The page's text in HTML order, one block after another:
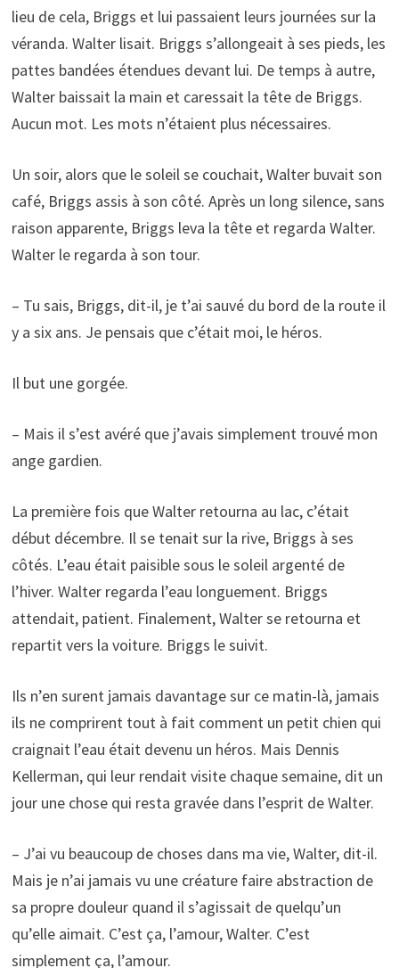
lieu de cela, Briggs et lui passaient leurs journées sur la
véranda. Walter lisait. Briggs s’allongeait à ses pieds, les
pattes bandées étendues devant lui. De temps à autre,
Walter baissait la main et caressait la tête de Briggs.
Aucun mot. Les mots n’étaient plus nécessaires.
Un soir, alors que le soleil se couchait, Walter buvait son
café, Briggs assis à son côté. Après un long silence, sans
raison apparente, Briggs leva la tête et regarda Walter.
Walter le regarda à son tour.
– Tu sais, Briggs, dit-il, je t’ai sauvé du bord de la route il
y a six ans. Je pensais que c’était moi, le héros.
Il but une gorgée.
– Mais il s’est avéré que j’avais simplement trouvé mon
ange gardien.
La première fois que Walter retourna au lac, c’était
début décembre. Il se tenait sur la rive, Briggs à ses
côtés. L’eau était paisible sous le soleil argenté de
l’hiver. Walter regarda l’eau longuement. Briggs
attendait, patient. Finalement, Walter se retourna et
repartit vers la voiture. Briggs le suivit.
Ils n’en surent jamais davantage sur ce matin-là, jamais
ils ne comprirent tout à fait comment un petit chien qui
craignait l’eau était devenu un héros. Mais Dennis
Kellerman, qui leur rendait visite chaque semaine, dit un
jour une chose qui resta gravée dans l’esprit de Walter.
– J’ai vu beaucoup de choses dans ma vie, Walter, dit-il.
Mais je n’ai jamais vu une créature faire abstraction de
sa propre douleur quand il s’agissait de quelqu’un
qu’elle aimait. C’est ça, l’amour, Walter. C’est
simplement ça, l’amour.